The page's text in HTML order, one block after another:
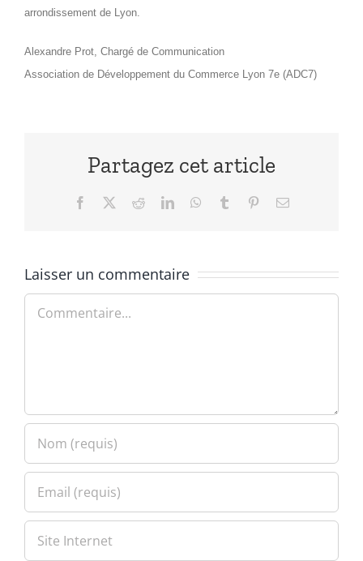
arrondissement de Lyon.
Alexandre Prot, Chargé de Communication
Association de Développement du Commerce Lyon 7e (ADC7)
Partagez cet article
Facebook RedditLinkedInWhatsApp
Tumblr PinterestEmail
Laisser un commentaire
Commentaire